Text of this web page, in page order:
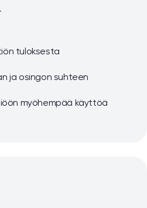
tuloksesta
ja osingon suhteen
myöhempää käyttöä